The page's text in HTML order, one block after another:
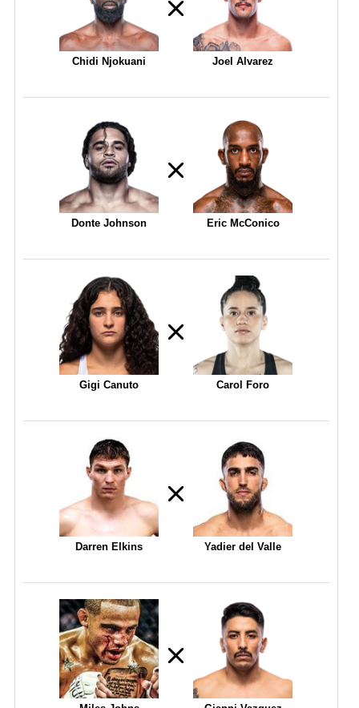
Chidi Njokuani Joel Alvarez
Donte Johnson Eric McConico
Gigi Canuto Carol Foro
Darren Elkins Yadier del Valle